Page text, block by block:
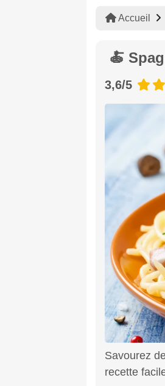
Accueil
🍝
3,6/5
Savourez
recette